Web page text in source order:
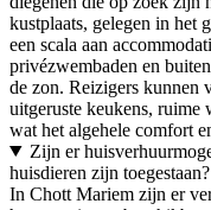
kustplaats, gelegen in het
een scala aan
privézwembaden en
de zon. Reizigers kunnen
uitgeruste keukens, ruime
wat het algehele comfort
Zijn er
huisdieren zijn toegestaan?
In Chott Mariem zijn er